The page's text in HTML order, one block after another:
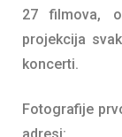
27 filmova,
projekcija
koncerti.
Fotografije